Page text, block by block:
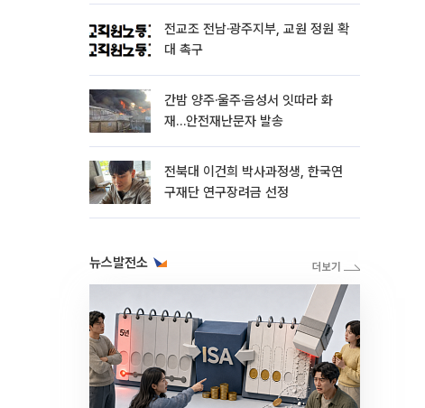
전교조 전남·광주지부, 교원 정원 확
대 촉구
간밤 양주·울주·음성서 잇따라 화
재…안전재난문자 발송
전북대 이건희 박사과정생, 한국연
구재단 연구장려금 선정
뉴스발전소